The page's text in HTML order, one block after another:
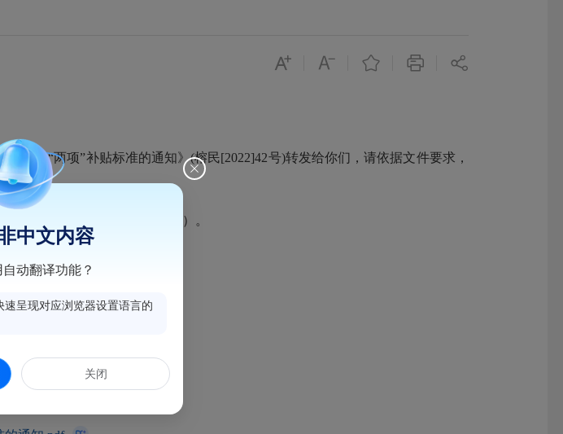
人“两项”补贴标准的通知》(榕民[2022]42号)转发给你们，请依据文件要求，
的通知》（榕民[2022]42号）。
中文内容
动翻译功能？
呈现对应浏览器设置语言的
关闭